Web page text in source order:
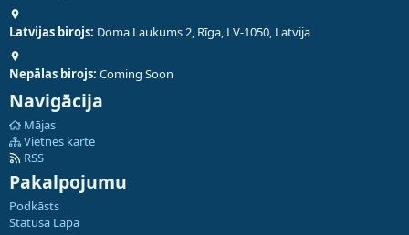
Latvijas birojs: Doma Laukums 2, Rīga, LV-1050, Latvija
Nepālas birojs: Coming Soon
Navigācija
Mājas
Vietnes karte
RSS
Pakalpojumu
Podkāsts
Statusa Lapa